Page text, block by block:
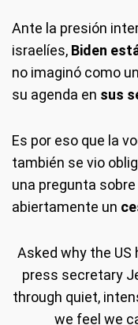
Ante la presión
israelíes, Biden
no imaginó como
su agenda en sus
Es por eso que la
también se vio
una pregunta sobre
abiertamente un
Asked why the
press secretary
through quiet,
we feel we